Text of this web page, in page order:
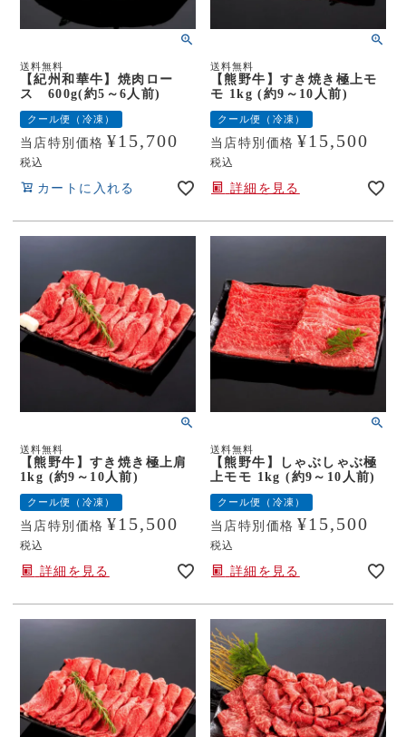
送料無料
【紀州和華牛】焼肉ロー
ス 600g(約5～6人前)
クール便（冷凍）
当店特別価格 ¥15,700
税込
カートに入れる
送料無料
【熊野牛】すき焼き極上モ
モ 1kg (約9～10人前)
クール便（冷凍）
当店特別価格 ¥15,500
税込
詳細を見る
送料無料
【熊野牛】すき焼き極上肩
1kg (約9～10人前)
クール便（冷凍）
当店特別価格 ¥15,500
税込
詳細を見る
送料無料
【熊野牛】しゃぶしゃぶ極
上モモ 1kg (約9～10人前)
クール便（冷凍）
当店特別価格 ¥15,500
税込
詳細を見る